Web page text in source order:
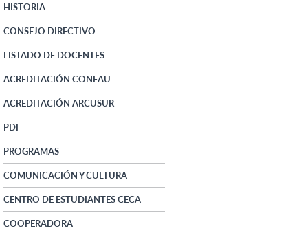
HISTORIA
CONSEJO DIRECTIVO
LISTADO DE DOCENTES
ACREDITACIÓN CONEAU
ACREDITACIÓN ARCUSUR
PDI
PROGRAMAS
COMUNICACIÓN Y CULTURA
CENTRO DE ESTUDIANTES CECA
COOPERADORA